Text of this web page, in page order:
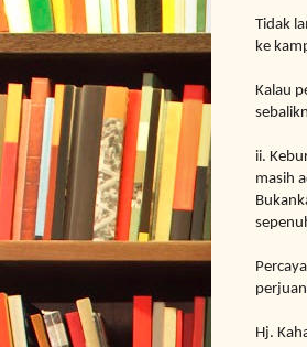
Tidak
ke
Kalau
ii.
masih
Hj.